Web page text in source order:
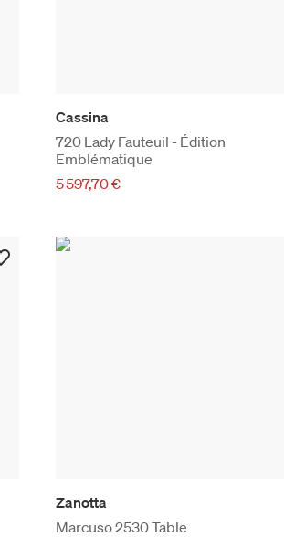
Cassina
720 Lady Fauteuil - Édition
Emblématique
5 597,70 €
Zanotta
Marcuso 2530 Table